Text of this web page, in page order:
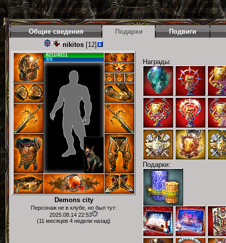
Общие сведения Подарки Подвиги
nikitos [12]
8211/8211
9/9
Demons city
Персонаж не в клубе, но был тут:
2025.08.14 22:53
(11 месяцев 4 недели назад)
Награды:
Подарки: